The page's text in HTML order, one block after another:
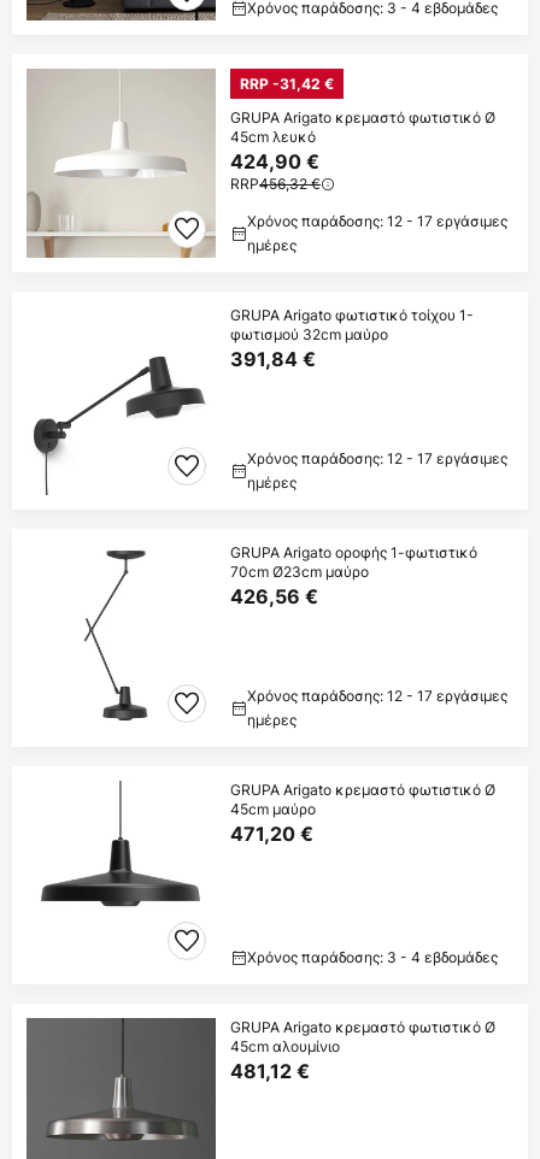
Χρόνος παράδοσης: 3 - 4 εβδομάδες
RRP -31,42 €
GRUPA Arigato κρεμαστό φωτιστικό Ø
45cm λευκό
424,90 €
RRP456,32 €
Χρόνος παράδοσης: 12 - 17 εργάσιμες
ημέρες
GRUPA Arigato φωτιστικό τοίχου 1-
φωτισμού 32cm μαύρο
391,84 €
Χρόνος παράδοσης: 12 - 17 εργάσιμες
ημέρες
GRUPA Arigato οροφής 1-φωτιστικό
70cm Ø23cm μαύρο
426,56 €
Χρόνος παράδοσης: 12 - 17 εργάσιμες
ημέρες
GRUPA Arigato κρεμαστό φωτιστικό Ø
45cm μαύρο
471,20 €
Χρόνος παράδοσης: 3 - 4 εβδομάδες
GRUPA Arigato κρεμαστό φωτιστικό Ø
45cm αλουμίνιο
481,12 €